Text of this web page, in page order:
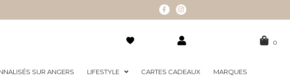
0
SUR ANGERS LIFESTYLE CARTES CADEAUX MARQUES